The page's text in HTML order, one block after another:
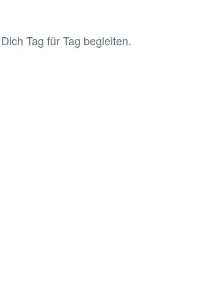
Tag für Tag begleiten.